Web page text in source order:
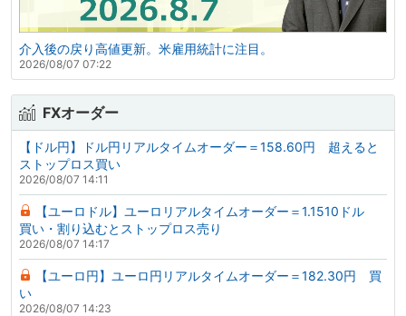
介入後の戻り高値更新。米雇用統計に注目。
2026/08/07 07:22
FXオーダー
【ドル円】ドル円リアルタイムオーダー＝158.60円 超えると
ストップロス買い
2026/08/07 14:11
【ユーロドル】ユーロリアルタイムオーダー＝1.1510ドル
買い・割り込むとストップロス売り
2026/08/07 14:17
【ユーロ円】ユーロ円リアルタイムオーダー＝182.30円 買
い
2026/08/07 14:23